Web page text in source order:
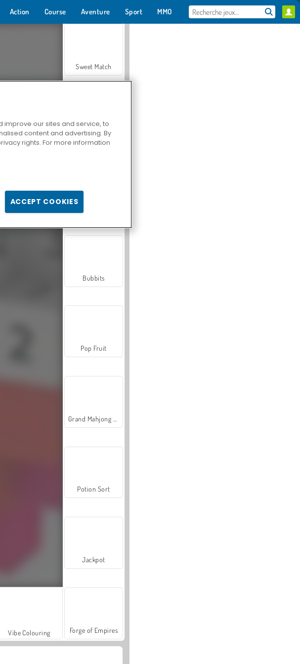
Action Course Aventure Sport MMO
Vibe Colouring
Sweet Match
Zen Solitaire
Bubbits
Pop Fruit
Potion Sort
Jackpot
Forge of Empires
our sites and service, to
content and advertising. By
rights. For more information
ACCEPT COOKIES